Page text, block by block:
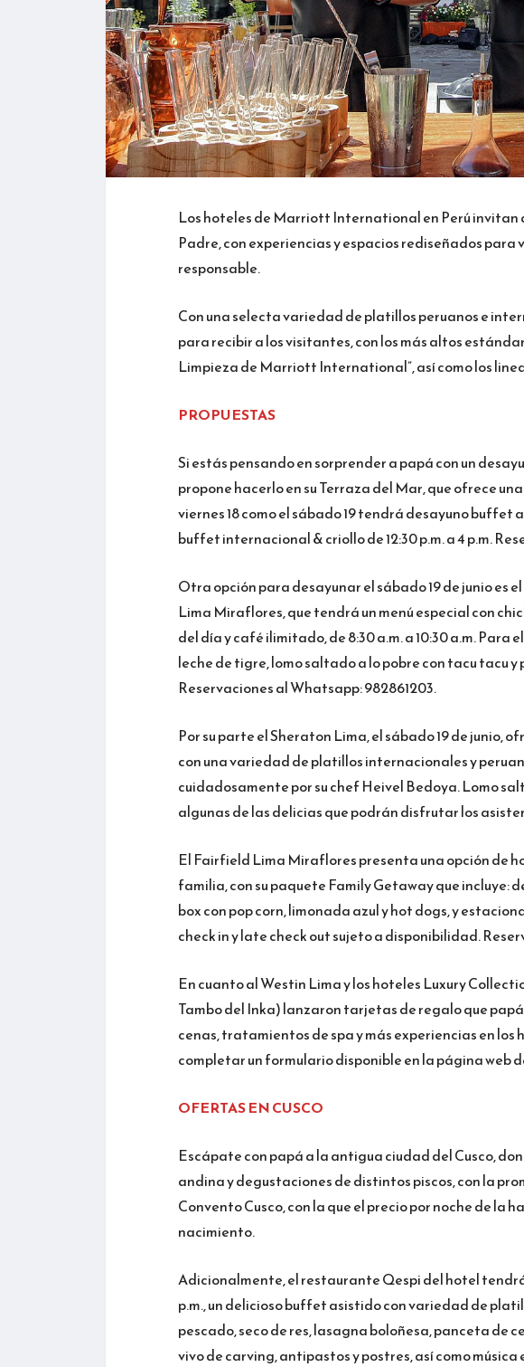
Los hoteles de Marriott International en Perú invitan
Padre, con experiencias y espacios rediseñados para
responsable.
Con una selecta variedad de platillos peruanos e
para recibir a los visitantes, con los más altos
Limpieza de Marriott International”, así como los
PROPUESTAS
Si estás pensando en sorprender a papá con un
propone hacerlo en su Terraza del Mar, que ofrece
viernes 18 como el sábado 19 tendrá desayuno buffet
buffet internacional & criollo de 12:30 p.m. a 4 p.m.
Otra opción para desayunar el sábado 19 de junio
Lima Miraflores, que tendrá un menú especial con
del día y café ilimitado, de 8:30 a.m. a 10:30 a.m.
leche de tigre, lomo saltado a lo pobre con tacu tacu
Reservaciones al Whatsapp: 982861203.
Por su parte el Sheraton Lima, el sábado 19 de junio,
con una variedad de platillos internacionales y
cuidadosamente por su chef Heivel Bedoya. Lomo
algunas de las delicias que podrán disfrutar los
El Fairfield Lima Miraflores presenta una opción de
familia, con su paquete Family Getaway que incluye:
box con pop corn, limonada azul y hot dogs, y
check in y late check out sujeto a disponibilidad.
En cuanto al Westin Lima y los hoteles Luxury
Tambo del Inka) lanzaron tarjetas de regalo que
cenas, tratamientos de spa y más experiencias en los
completar un formulario disponible en la página web
OFERTAS EN CUSCO
Escápate con papá a la antigua ciudad del Cusco,
andina y degustaciones de distintos piscos, con la
Convento Cusco, con la que el precio por noche de la
nacimiento.
Adicionalmente, el restaurante Qespi del hotel tendrá
p.m., un delicioso buffet asistido con variedad de
pescado, seco de res, lasagna boloñesa, panceta de
vivo de carving, antipastos y postres, así como